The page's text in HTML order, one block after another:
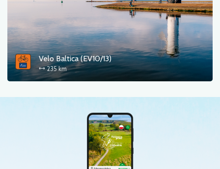
Velo Baltica (EV10/13)
235 km